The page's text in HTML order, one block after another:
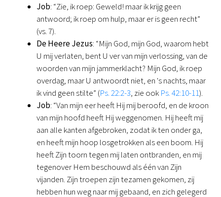
Job: “Zie, ik roep: Geweld! maar ik krijg geen
antwoord; ik roep om hulp, maar er is geen recht”
(vs. 7).
De Heere Jezus: “Mijn God, mijn God, waarom hebt
U mij verlaten, bent U ver van mijn verlossing, van de
woorden van mijn jammerklacht? Mijn God, ik roep
overdag, maar U antwoordt niet, en 's nachts, maar
ik vind geen stilte” (Ps. 22:2-3, zie ook Ps. 42:10-11).
Job: “Van mijn eer heeft Hij mij beroofd, en de kroon
van mijn hoofd heeft Hij weggenomen. Hij heeft mij
aan alle kanten afgebroken, zodat ik ten onder ga,
en heeft mijn hoop losgetrokken als een boom. Hij
heeft Zijn toorn tegen mij laten ontbranden, en mij
tegenover Hem beschouwd als één van Zijn
vijanden. Zijn troepen zijn tezamen gekomen, zij
hebben hun weg naar mij gebaand, en zich gelegerd